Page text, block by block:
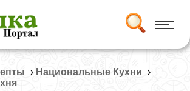
› Национальные Кухни ›